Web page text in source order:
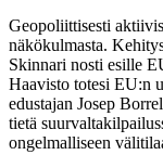
Geopoliittisesti
näkökulmasta.
Skinnari nosti esille
Haavisto totesi EU:n
edustajan Josep
tietä
ongelmalliseen